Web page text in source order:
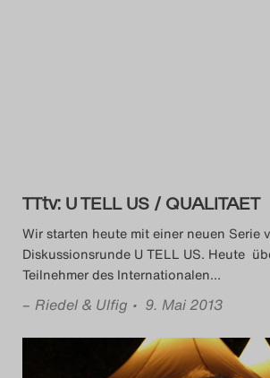
TTtv: U TELL US / QUALITAET
Wir starten heute mit einer neuen Serie
Diskussionsrunde U TELL US. Heute
Teilnehmer des Internationalen…
– Riedel & Ulfig • 9. Mai 2013